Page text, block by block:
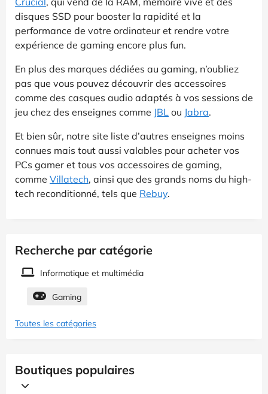
disques SSD pour booster la rapidité et la
performance de votre ordinateur et rendre votre
expérience de gaming encore plus fun.
En plus des marques dédiées au gaming, n’oubliez
pas que vous pouvez découvrir des accessoires
comme des casques audio adaptés à vos sessions de
jeu chez des enseignes comme JBL ou Jabra.
Et bien sûr, notre site liste d’autres enseignes moins
connues mais tout aussi valables pour acheter vos
PCs gamer et tous vos accessoires de gaming,
comme Villatech, ainsi que des grands noms du high-
tech reconditionné, tels que Rebuy.
Recherche par catégorie
Informatique et multimédia
Gaming
Toutes les catégories
Boutiques populaires